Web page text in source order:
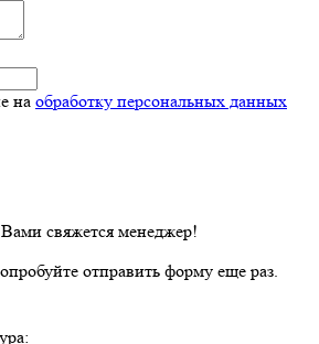
на обработку персональных данных
свяжется менеджер!
отправить форму еще раз.